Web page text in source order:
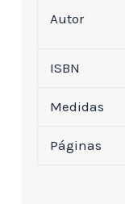
Autor
ISBN
Medidas
Páginas